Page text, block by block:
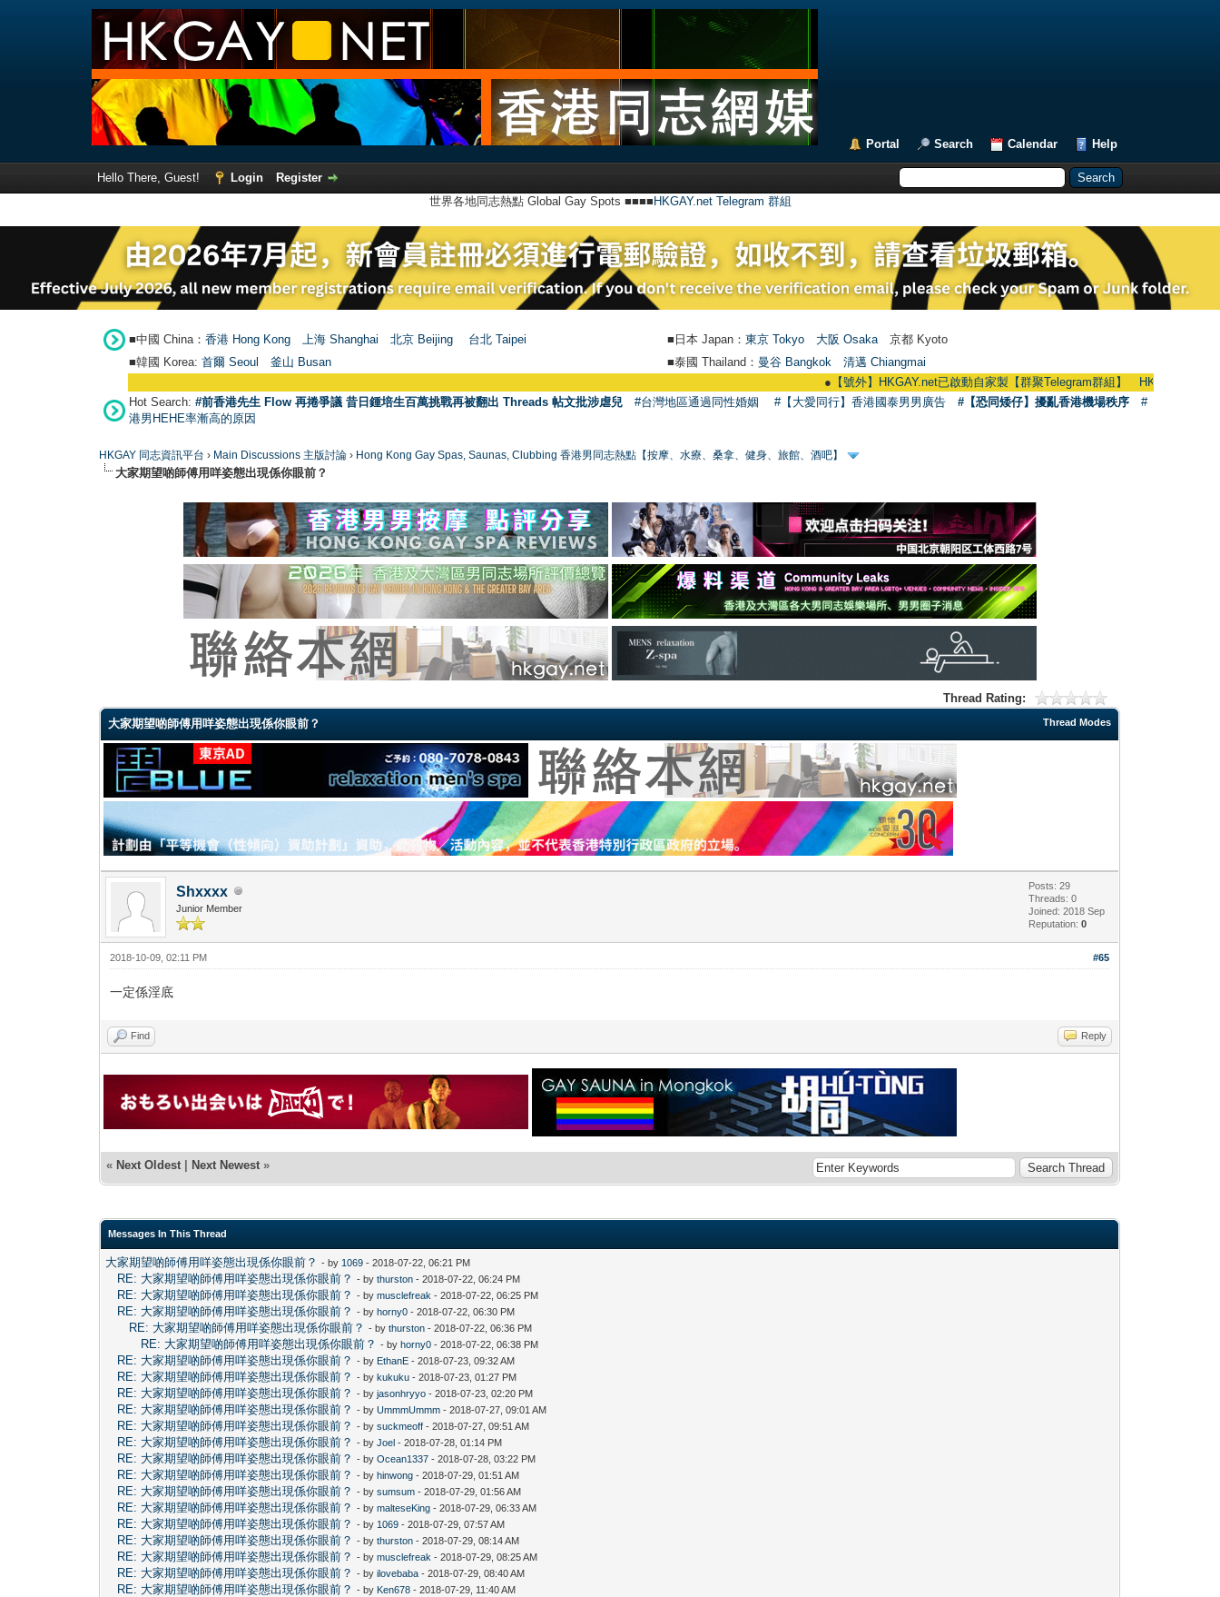
Portal Search Calendar Help
Hello There, Guest! Login
Register
世界各地同志熱點 Global Gay Spots ■■■■ HKGAY.net Telegram 群組
■中國 China： 香港 Hong Kong 上海 Shanghai 北京 Beijing 台北 Taipei ■日本 Japan： 東京 Tokyo 大阪 Osaka 京都 Kyoto
■韓國 Korea: 首爾 Seou 釜山 Busan ■泰國 Thailand： 曼谷 Bangkok
清邁 Chiangmai
【號外】HKGAY.net已啟動自家製【群聚Telegram群組】 HKGAY.net has
Hot Search: #前香港先生 Flow 再捲爭議 昔日鍾培生百萬挑戰再被翻出 Threads 帖文批涉虐兒 #台灣地區通過同性婚姻 #【大愛同行】香港國泰男男廣告 #【恐同矮仔】擾亂香港機場秩序
#
港男HEHE率漸高的原因
HKGAY 同志資訊平台 › Main Discussions 主版討論 › Hong Kong Gay Spas, Saunas, Clubbing 香港男同志熱點【按摩、水療、桑拿、健身、旅館、酒吧】
大家期望啲師傅用咩姿態出現係你眼前？
Thread Rating:
Thread Modes
大家期望啲師傅用咩姿態出現係你眼前？
Shxxxx
Junior Member
Posts: 29
Threads: 0
Joined: 2018 Sep
Reputation:0
#65
2018-10-09, 02:11 PM
一定係淫底
Find Reply
« Next Oldest | Next Newest »
Messages In This Thread
大家期望啲師傅用咩姿態出現係你眼前？ - by 1069 - 2018-07-22, 06:21 PM
RE: 大家期望啲師傅用咩姿態出現係你眼前？ - bythurston - 2018-07-22, 06:24 PM
RE: 大家期望啲師傅用咩姿態出現係你眼前？ - bymusclefreak - 2018-07-22, 06:25 PM
RE: 大家期望啲師傅用咩姿態出現係你眼前？ - byhorny0 - 2018-07-22, 06:30 PM
RE: 大家期望啲師傅用咩姿態出現係你眼前？ - bythurston - 2018-07-22, 06:36 PM
RE: 大家期望啲師傅用咩姿態出現係你眼前？ - byhorny0 - 2018-07-22, 06:38 PM
RE: 大家期望啲師傅用咩姿態出現係你眼前？ - by EthanE - 2018-07-23, 09:32 AM
RE: 大家期望啲師傅用咩姿態出現係你眼前？ - bykukuku - 2018-07-23, 01:27 PM
RE: 大家期望啲師傅用咩姿態出現係你眼前？ - byjasonhryyo - 2018-07-23, 02:20 PM
RE: 大家期望啲師傅用咩姿態出現係你眼前？ - byUmmmUmmm - 2018-07-27, 09:01 AM
RE: 大家期望啲師傅用咩姿態出現係你眼前？ - bysuckmeoff - 2018-07-27, 09:51 AM
RE: 大家期望啲師傅用咩姿態出現係你眼前？ - byJoel - 2018-07-28, 01:14 PM
RE: 大家期望啲師傅用咩姿態出現係你眼前？ - byOcean1337 - 2018-07-28, 03:22 PM
RE: 大家期望啲師傅用咩姿態出現係你眼前？ - byhinwong - 2018-07-29, 01:51 AM
RE: 大家期望啲師傅用咩姿態出現係你眼前？ - bysumsum - 2018-07-29, 01:56 AM
RE: 大家期望啲師傅用咩姿態出現係你眼前？ - bymalteseKing - 2018-07-29, 06:33 AM
RE: 大家期望啲師傅用咩姿態出現係你眼前？ - by 1069 - 2018-07-29, 07:57 AM
RE: 大家期望啲師傅用咩姿態出現係你眼前？ - bythurston - 2018-07-29, 08:14 AM
RE: 大家期望啲師傅用咩姿態出現係你眼前？ - bymusclefreak - 2018-07-29, 08:25 AM
RE: 大家期望啲師傅用咩姿態出現係你眼前？ - byilovebaba - 2018-07-29, 08:40 AM
RE: 大家期望啲師傅用咩姿態出現係你眼前？ - by Ken678 - 2018-07-29, 11:40 AM